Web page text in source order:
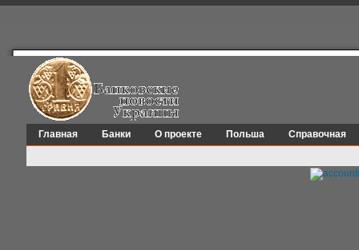
Главная Банки О проекте Польша Справочная